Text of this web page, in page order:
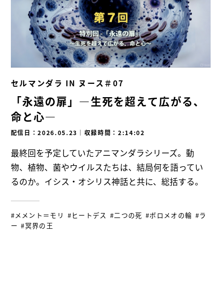
セルマンダラ IN ヌース＃07
「永遠の扉」―生死を超えて広がる、
命と心―
配信日：2026.05.23 ｜ 収録時間：2:14:02
最終回を予定していたアニマンダラシリーズ。動
物、植物、菌やウイルスたちは、結局何を語ってい
るのか。イシス・オシリス神話と共に、総括する。
#メメント＝モリ #ヒートデス #二つの死 #ボロメオの輪 #ラ
ー #冥界の王